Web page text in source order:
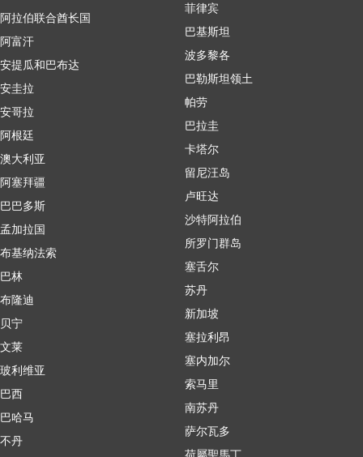
阿拉伯联合酋长国
阿富汗
安提瓜和巴布达
安圭拉
安哥拉
阿根廷
澳大利亚
阿塞拜疆
巴巴多斯
孟加拉国
布基纳法索
巴林
布隆迪
贝宁
文莱
玻利维亚
巴西
巴哈马
不丹
菲律宾
巴基斯坦
波多黎各
巴勒斯坦领土
帕劳
巴拉圭
卡塔尔
留尼汪岛
卢旺达
沙特阿拉伯
所罗门群岛
塞舌尔
苏丹
新加坡
塞拉利昂
塞内加尔
索马里
南苏丹
萨尔瓦多
荷屬聖馬丁